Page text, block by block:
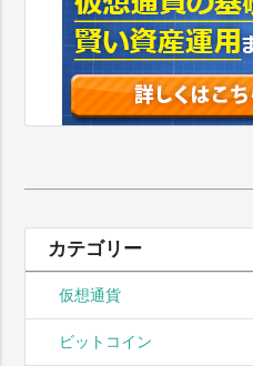
索:
カテゴリー
仮想通貨
ビットコイン